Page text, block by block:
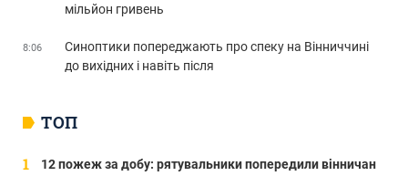
ТОП
12 пожеж за добу: рятувальники попередили вінничан
мільйон гривень
8:06
Синоптики попереджають про спеку на Вінниччині
до вихідних і навіть після